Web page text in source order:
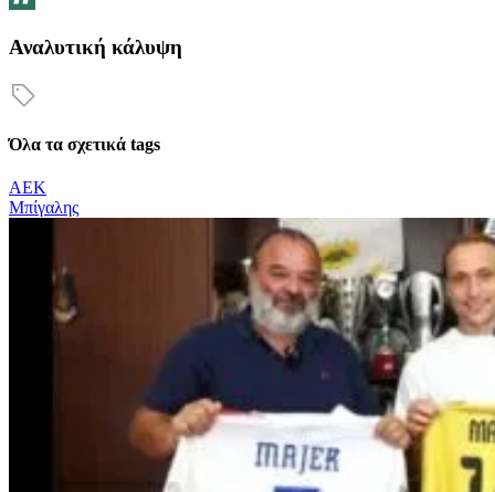
Αναλυτική κάλυψη
Όλα τα σχετικά tags
ΑΕΚ
Μπίγαλης